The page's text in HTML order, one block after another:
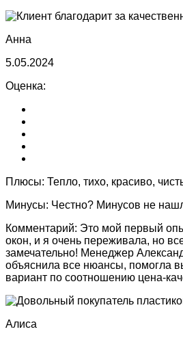
Анна
5.05.2024
Оценка:
Плюсы: Тепло, тихо, красиво,
Минусы: Честно? Минусов не
Комментарий: Это мой первый
окон, и я очень переживала, но
замечательно! Менеджер
объяснила все нюансы, помогла
вариант по соотношению цена-
Алиса